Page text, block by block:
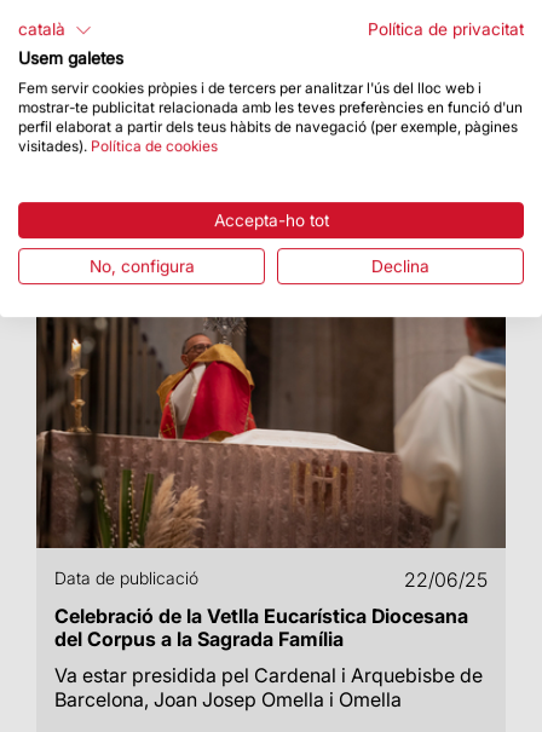
Durant els propers mesos, aniran arribant les
peces del terminal
Data de publicació
22/06/25
Celebració de la Vetlla Eucarística Diocesana
del Corpus a la Sagrada Família
Va estar presidida pel Cardenal i Arquebisbe de
Barcelona, Joan Josep Omella i Omella
català
Política de privacitat
Usem galetes
Fem servir cookies pròpies i de tercers per analitzar l'ús del lloc web i
mostrar-te publicitat relacionada amb les teves preferències en funció d'un
perfil elaborat a partir dels teus hàbits de navegació (per exemple, pàgines
visitades). Política de cookies
Accepta-ho tot
No, configura Declina